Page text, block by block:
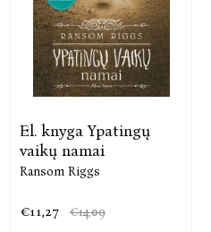
El. knyga Ypatingų
vaikų namai
Ransom Riggs
€11,27 €14,09